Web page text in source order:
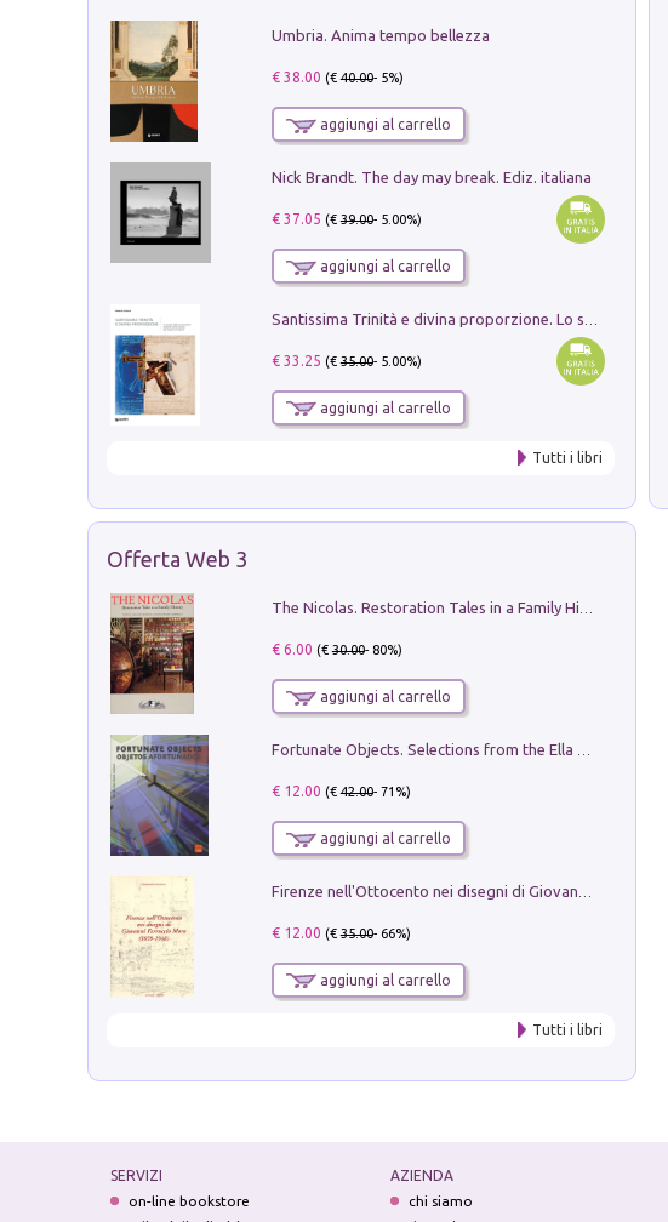
Umbria. Anima tempo bellezza
€ 38.00 (€40.00- 5%)
aggiungi al carrello
Nick Brandt. The day may break. Ediz. italiana
€ 37.05 (€39.00- 5.00%)
aggiungi al carrello
€ 33.25 (€35.00- 5.00%)
aggiungi al carrello
Tutti i libri
Offerta Web 3
€ 6.00 (€30.00- 80%)
aggiungi al carrello
€ 12.00 (€42.00- 71%)
aggiungi al carrello
€ 12.00 (€35.00- 66%)
aggiungi al carrello
Tutti i libri
SERVIZI
on-line bookstore
AZIENDA
chi siamo